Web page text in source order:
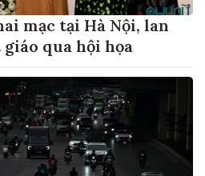
mạc tại Hà Nội, lan
qua hội họa